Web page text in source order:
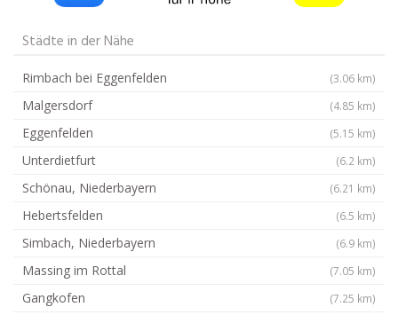
Städte in der Nähe
Rimbach bei Eggenfelden (3.06 km)
Malgersdorf (4.85 km)
Eggenfelden (5.15 km)
Unterdietfurt (6.2 km)
Schönau, Niederbayern (6.21 km)
Hebertsfelden (6.5 km)
Simbach, Niederbayern (6.9 km)
Massing im Rottal (7.05 km)
Gangkofen (7.25 km)